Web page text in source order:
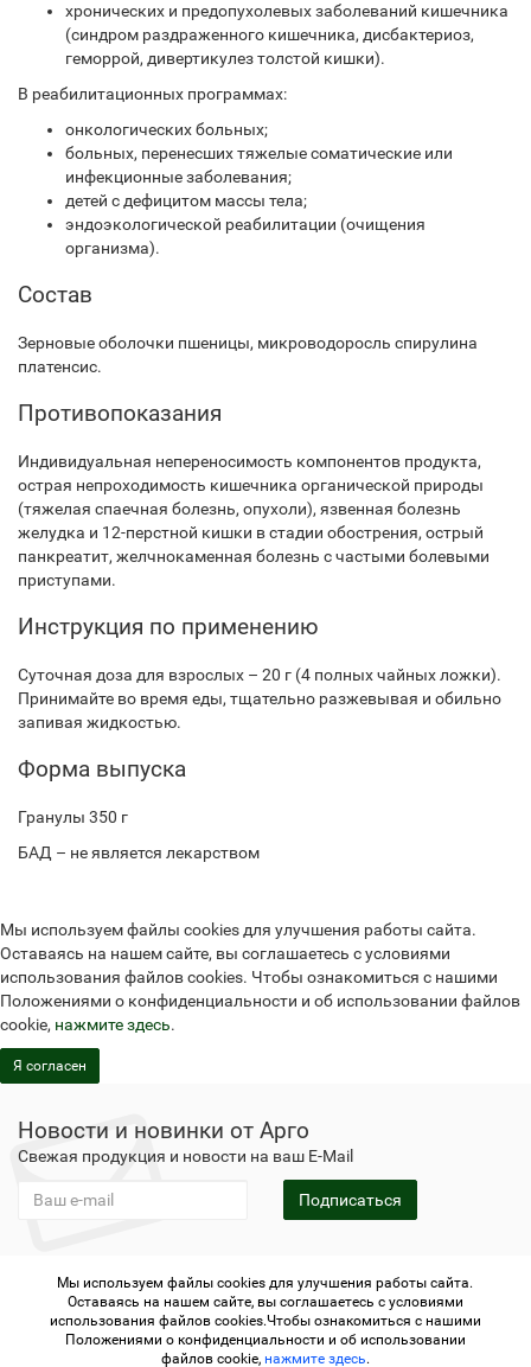
хронических и предопухолевых заболеваний кишечника
(синдром раздраженного кишечника, дисбактериоз,
геморрой, дивертикулез толстой кишки).
В реабилитационных программах:
онкологических больных;
больных, перенесших тяжелые соматические или
инфекционные заболевания;
детей с дефицитом массы тела;
эндоэкологической реабилитации (очищения
организма).
Состав
Зерновые оболочки пшеницы, микроводоросль спирулина
платенсис.
Противопоказания
Индивидуальная непереносимость компонентов продукта,
острая непроходимость кишечника органической природы
(тяжелая спаечная болезнь, опухоли), язвенная болезнь
желудка и 12-перстной кишки в стадии обострения, острый
панкреатит, желчнокаменная болезнь с частыми болевыми
приступами.
Инструкция по применению
Суточная доза для взрослых – 20 г (4 полных чайных ложки).
Принимайте во время еды, тщательно разжевывая и обильно
запивая жидкостью.
Форма выпуска
Гранулы 350 г
БАД – не является лекарством
Мы используем файлы cookies для улучшения работы сайта.
Оставаясь на нашем сайте, вы соглашаетесь с условиями
использования файлов cookies. Чтобы ознакомиться с нашими
Положениями о конфиденциальности и об использовании файлов
cookie, нажмите здесь.
Я согласен
Новости и новинки от Арго
Свежая продукция и новости на ваш E-Mail
Подписаться
Не является публичной офертой
Политика
конфиденциальности
Не является публичной офертой
Политика конфиденциальности
Регистрация в Арго
Мы используем файлы cookies для улучшения работы сайта.
Оставаясь на нашем сайте, вы соглашаетесь с условиями
использования файлов cookies.Чтобы ознакомиться с нашими
Положениями о конфиденциальности и об использовании
файлов cookie, нажмите здесь.